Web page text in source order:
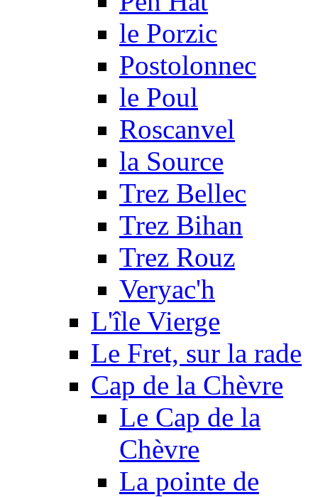
le Porzic
Postolonnec
le Poul
Roscanvel
la Source
Trez Bellec
Trez Bihan
Trez Rouz
Veryac'h
L'île Vierge
Le Fret, sur la rade
Cap de la Chèvre
Le Cap de la
Chèvre
La pointe de